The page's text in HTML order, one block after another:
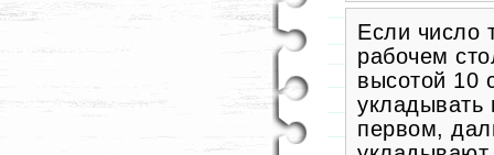
Если число
рабочем
высотой 10
укладывать
первом,